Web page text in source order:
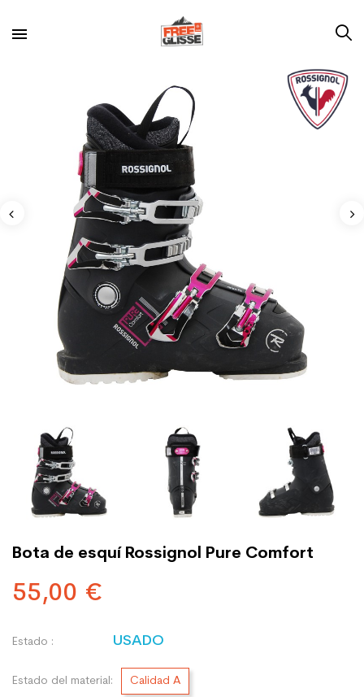
Bota de esquí Rossignol Pure Comfort
55,00 €
Estado : USADO
Estado del material: Calidad A